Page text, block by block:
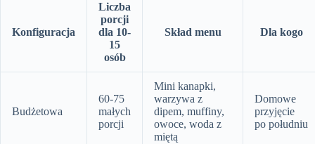
Konfiguracja
Liczba
porcji
dla 10-
15
osób
Skład menu Dla kogo
Budżetowa
60-75
małych
porcji
Mini kanapki,
warzywa z
dipem, muffiny,
owoce, woda z
miętą
Domowe
przyjęcie
po południu